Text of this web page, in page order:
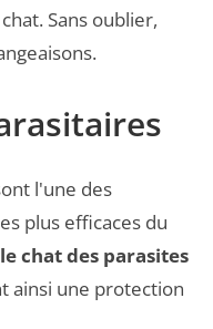
Sans oublier,
l'une des
plus efficaces du
chat des parasites
ainsi une protection